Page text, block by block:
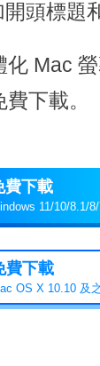
頭標題
Mac
下載。
費下載
11/10/8.1/
費下載
OS X 10.10 及